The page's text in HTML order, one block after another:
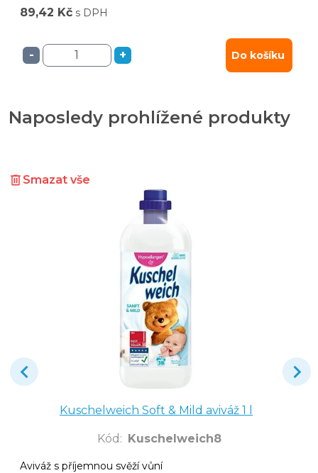
89,42 Kč s DPH
- + Do košíku
Naposledy prohlížené produkty
Smazat vše
Kuschelweich Soft & Mild aviváž 1 l
Kód : Kuschelweich8
Aviváž s příjemnou svěží vůní